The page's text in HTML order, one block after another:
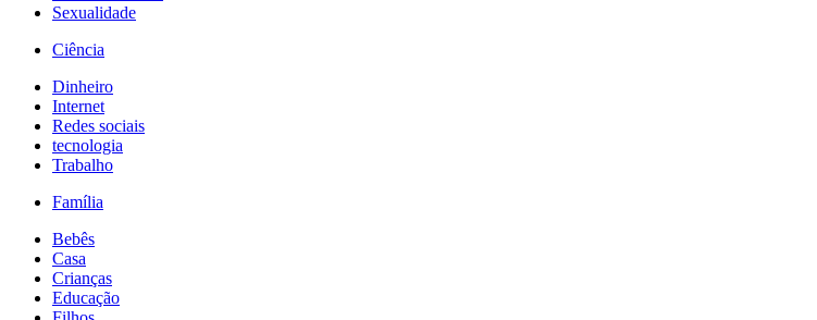
Sexualidade
Ciência
Dinheiro
Internet
Redes sociais
tecnologia
Trabalho
Família
Bebês
Casa
Crianças
Educação